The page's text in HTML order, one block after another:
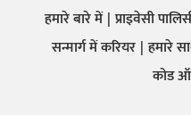
हमारे बारे में प्राइवेसी
सन्मार्ग में करियर हमारे
कोड